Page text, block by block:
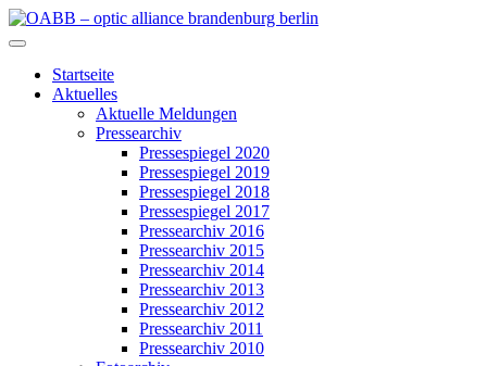
Zum
Inhalt
OABB – optic alliance brandenburg berlin
Startseite
Aktuelles
Aktuelle Meldungen
Pressearchiv
Pressespiegel 2020
Pressespiegel 2019
Pressespiegel 2018
Pressespiegel 2017
Pressearchiv 2016
Pressearchiv 2015
Pressearchiv 2014
Pressearchiv 2013
Pressearchiv 2012
Pressearchiv 2011
Pressearchiv 2010